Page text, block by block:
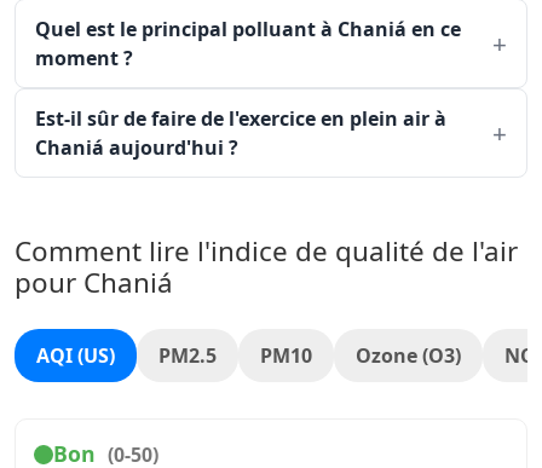
Quel est le principal polluant à Chaniá en ce
moment ?
Est-il sûr de faire de l'exercice en plein air à
Chaniá aujourd'hui ?
Comment lire l'indice de qualité de l'air
pour Chaniá
AQI (US) PM2.5 PM10 Ozone (O3)
Bon (0-50)